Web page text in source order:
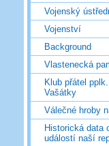
Vojenský
Vojenství
Background
Vlastenecká
Klub přátel
Vašátky
Válečné hroby
Historická data
událostí naší